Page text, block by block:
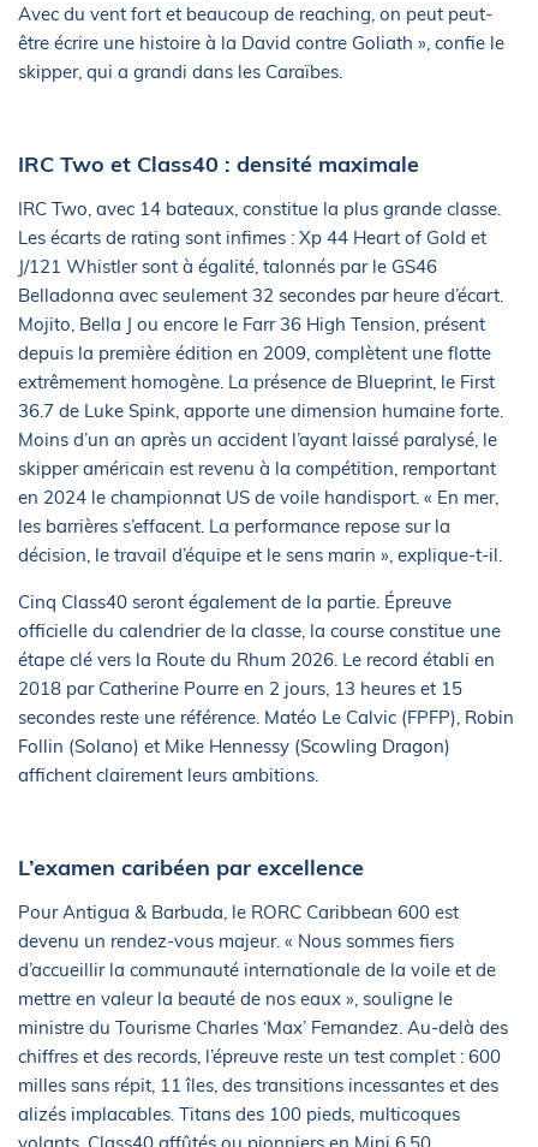
Avec du vent fort et beaucoup de reaching, on peut peut-
être écrire une histoire à la David contre Goliath », confie le
skipper, qui a grandi dans les Caraïbes.
IRC Two et Class40 : densité maximale
IRC Two, avec 14 bateaux, constitue la plus grande classe.
Les écarts de rating sont infimes : Xp 44 Heart of Gold et
J/121 Whistler sont à égalité, talonnés par le GS46
Belladonna avec seulement 32 secondes par heure d’écart.
Mojito, Bella J ou encore le Farr 36 High Tension, présent
depuis la première édition en 2009, complètent une flotte
extrêmement homogène. La présence de Blueprint, le First
36.7 de Luke Spink, apporte une dimension humaine forte.
Moins d’un an après un accident l’ayant laissé paralysé, le
skipper américain est revenu à la compétition, remportant
en 2024 le championnat US de voile handisport. « En mer,
les barrières s’effacent. La performance repose sur la
décision, le travail d’équipe et le sens marin », explique-t-il.
Cinq Class40 seront également de la partie. Épreuve
officielle du calendrier de la classe, la course constitue une
étape clé vers la Route du Rhum 2026. Le record établi en
2018 par Catherine Pourre en 2 jours, 13 heures et 15
secondes reste une référence. Matéo Le Calvic (FPFP), Robin
Follin (Solano) et Mike Hennessy (Scowling Dragon)
affichent clairement leurs ambitions.
L’examen caribéen par excellence
Pour Antigua & Barbuda, le RORC Caribbean 600 est
devenu un rendez-vous majeur. « Nous sommes fiers
d’accueillir la communauté internationale de la voile et de
mettre en valeur la beauté de nos eaux », souligne le
ministre du Tourisme Charles ‘Max’ Fernandez. Au-delà des
chiffres et des records, l’épreuve reste un test complet : 600
milles sans répit, 11 îles, des transitions incessantes et des
alizés implacables. Titans des 100 pieds, multicoques
volants, Class40 affûtés ou pionniers en Mini 6.50